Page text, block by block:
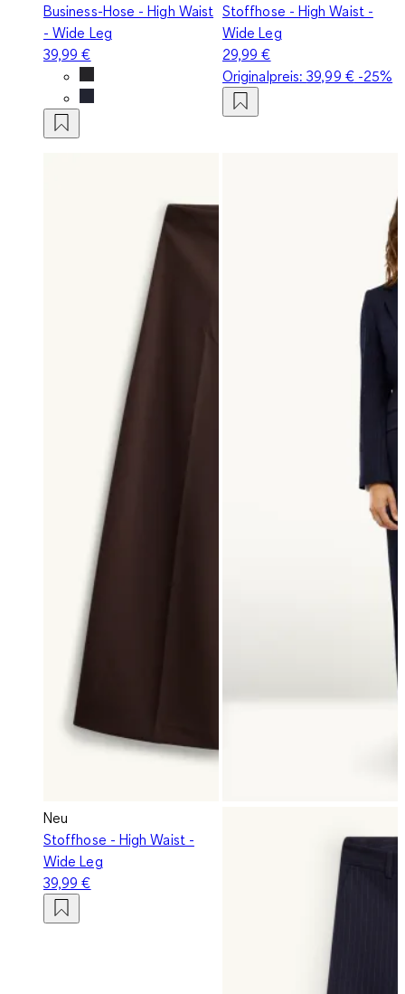
Business-Hose - High Waist
- Wide Leg
39,99 €
Stoffhose - High Waist -
Wide Leg
29,99 €
Originalpreis:39,99 €-25%
Neu
Stoffhose - High Waist -
Wide Leg
39,99 €